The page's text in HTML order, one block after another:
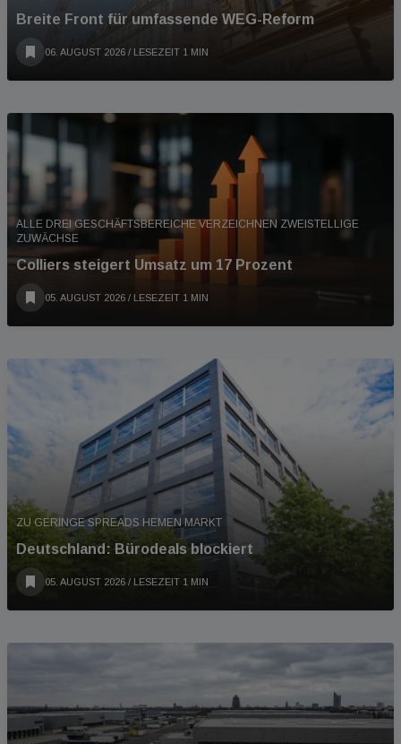
Breite Front für umfassende WEG-Reform
06. AUGUST 2026 / LESEZEIT 1 MIN
ALLE DREI GESCHÄFTSBEREICHE VERZEICHNEN ZWEISTELLIGE
ZUWÄCHSE
Colliers steigert Umsatz um 17 Prozent
05. AUGUST 2026 / LESEZEIT 1 MIN
ZU GERINGE SPREADS HEMEN MARKT
Deutschland: Bürodeals blockiert
05. AUGUST 2026 / LESEZEIT 1 MIN